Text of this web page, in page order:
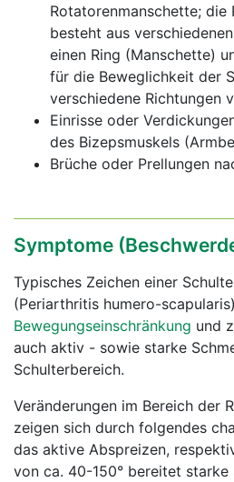
Rotatorenmanschette; die
besteht aus
einen Ring (Manschette)
für die Beweglichkeit der
verschiedene Richtungen
Einrisse oder
des Bizepsmuskels
Brüche oder Prellungen
Symptome
Typisches Zeichen einer
(Periarthritis humero-
Bewegungseinschränkung und
auch aktiv - sowie starke
Schulterbereich.
Veränderungen im Bereich der
zeigen sich durch folgendes
das aktive Abspreizen,
von ca. 40-150° bereitet starke